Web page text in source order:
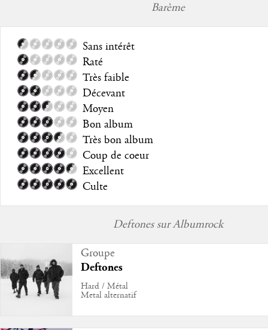
Barème
Sans intérêt
Raté
Très faible
Décevant
Moyen
Bon album
Très bon album
Coup de coeur
Excellent
Culte
Deftones sur Albumrock
Groupe
Deftones
Hard / Métal
Metal alternatif